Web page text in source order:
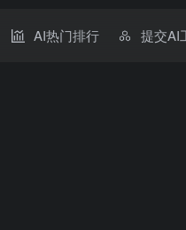
AI热门排行 提交AI